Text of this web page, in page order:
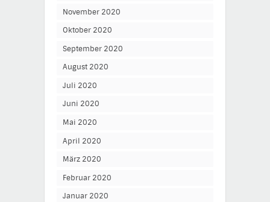
November 2020
Oktober 2020
September 2020
August 2020
Juli 2020
Juni 2020
Mai 2020
April 2020
März 2020
Februar 2020
Januar 2020